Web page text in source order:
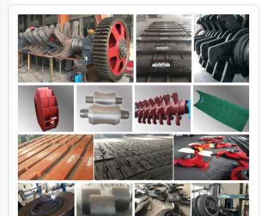
Испытания по стандарту ASTM G-65
показали, что накладка CCO служит
примерно в три с половиной раза
дольше...